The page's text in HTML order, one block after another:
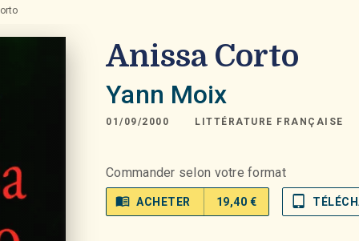
Anissa Corto
Yann Moix
01/09/2000 LITTÉRATURE FRANÇAISE
Commander selon votre format
menu_book ACHETER 19,40 € tablet_mac